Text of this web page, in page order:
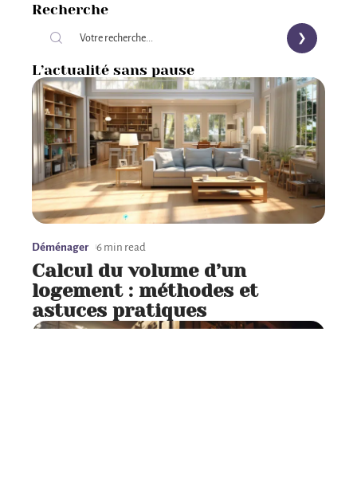
Recherche
L’actualité sans pause
Déménager 6 min read
Calcul du volume d’un
logement : méthodes et
astuces pratiques